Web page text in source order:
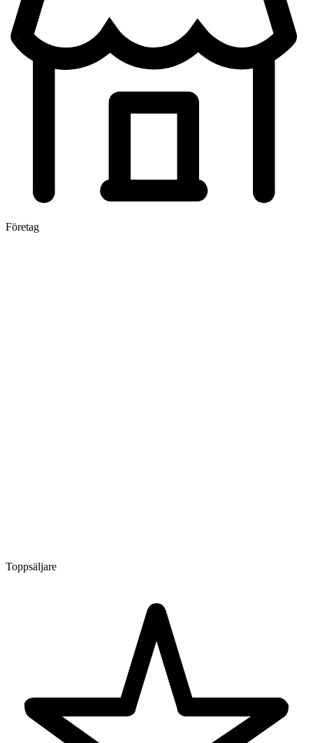
Företag
Toppsäljare